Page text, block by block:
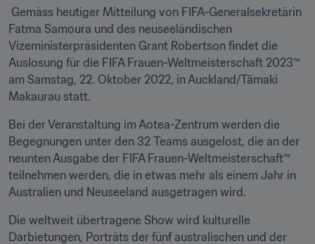
Gemäss heutiger Mitteilung von FIFA-Generalsekretärin
Fatma Samoura und des neuseeländischen
Vizeministerpräsidenten Grant Robertson findet die
Auslosung für die FIFA Frauen-Weltmeisterschaft 2023™
am Samstag, 22. Oktober 2022, in Auckland/Tāmaki
Makaurau statt.
Bei der Veranstaltung im Aotea-Zentrum werden die
Begegnungen unter den 32 Teams ausgelost, die an der
neunten Ausgabe der FIFA Frauen-Weltmeisterschaft™
teilnehmen werden, die in etwas mehr als einem Jahr in
Australien und Neuseeland ausgetragen wird.
Die weltweit übertragene Show wird kulturelle
Darbietungen, Porträts der fünf australischen und der